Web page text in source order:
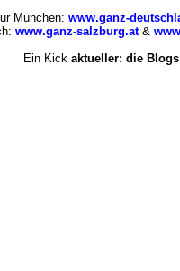
München: www.ganz-
www.ganz-salzburg.at&
Ein Kick aktueller: die Blogs